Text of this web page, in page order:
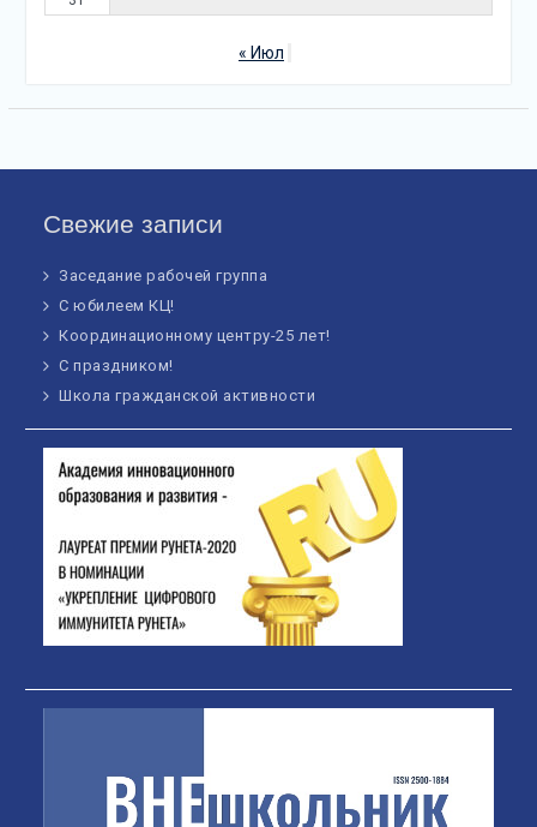
« Июл
Свежие записи
Заседание рабочей группа
С юбилеем КЦ!
Координационному центру-25 лет!
С праздником!
Школа гражданской активности